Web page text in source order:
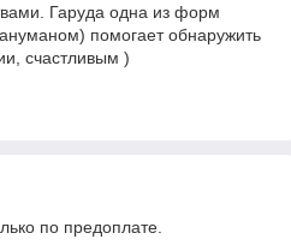
Гаруда одна из форм
помогает обнаружить
счастливым )
по предоплате.